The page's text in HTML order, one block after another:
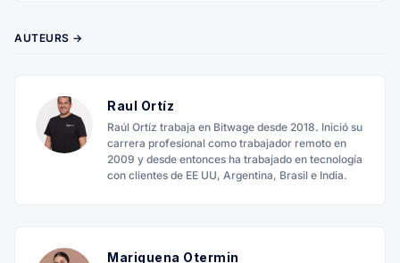
AUTEURS →
Raul Ortíz
Raúl Ortíz trabaja en Bitwage desde 2018. Inició su
carrera profesional como trabajador remoto en
2009 y desde entonces ha trabajado en tecnología
con clientes de EE UU, Argentina, Brasil e India.
Mariquena Otermin